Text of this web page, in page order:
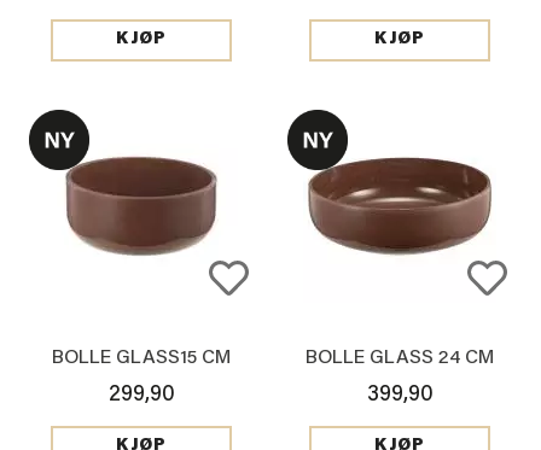
KJØP KJØP
BOLLE GLASS15 CM
299,90
KJØP
BOLLE GLASS 24 CM
399,90
KJØP